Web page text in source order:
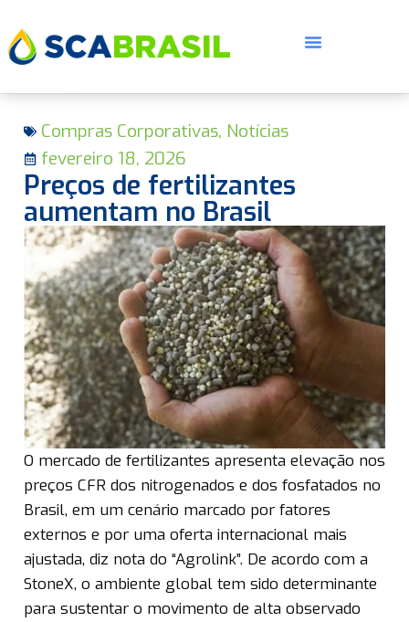
Compras Corporativas, Notícias
fevereiro 18, 2026
Preços de fertilizantes
aumentam no Brasil
O mercado de fertilizantes apresenta elevação nos
preços CFR dos nitrogenados e dos fosfatados no
Brasil, em um cenário marcado por fatores
externos e por uma oferta internacional mais
ajustada, diz nota do “Agrolink”. De acordo com a
StoneX, o ambiente global tem sido determinante
para sustentar o movimento de alta observado